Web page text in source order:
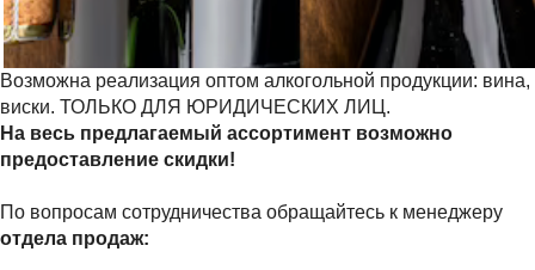
Возможна реализация оптом алкогольной продукции: вина,
виски. ТОЛЬКО ДЛЯ ЮРИДИЧЕСКИХ ЛИЦ.
На весь предлагаемый ассортимент возможно
предоставление скидки!
По вопросам сотрудничества обращайтесь к менеджеру
отдела продаж: